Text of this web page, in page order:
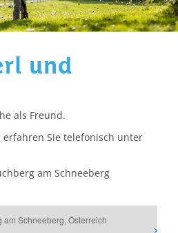
und
als Freund.
Sie telefonisch unter
am Schneeberg
Schneeberg, Österreich